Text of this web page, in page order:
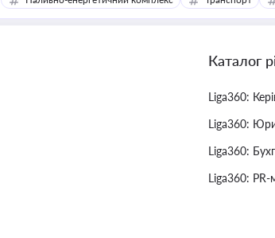
Каталог
Liga360:
Liga360:
Liga360:
Liga360: